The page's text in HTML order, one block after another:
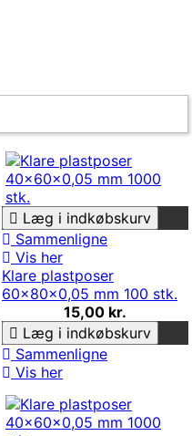
Læg i indkøbskurv
Sammenligne
Vis her
Klare plastposer
60x80x0,05 mm 100 stk.
15,00 kr.
Læg i indkøbskurv
Sammenligne
Vis her